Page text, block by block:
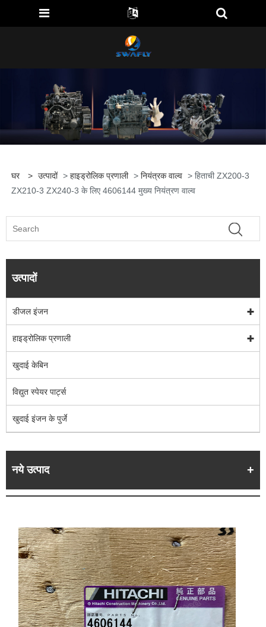
घर > उत्पादों > हाइड्रोलिक प्रणाली > नियंत्रक वाल्व > हिताची ZX200-3
ZX210-3 ZX240-3 के लिए 4606144 मुख्य नियंत्रण वाल्व
उत्पादों
डीजल इंजन
हाइड्रोलिक प्रणाली
खुदाई केबिन
विद्युत स्पेयर पार्ट्स
खुदाई इंजन के पुर्जे
नये उत्पाद